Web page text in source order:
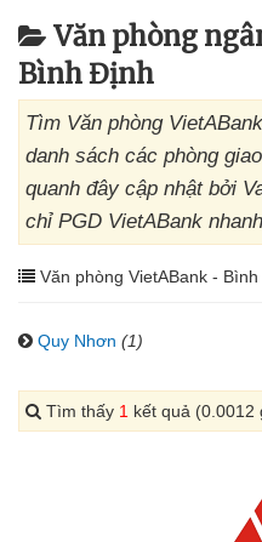
Văn phòng
Bình Định
Tìm Văn phòng
danh sách các phòng
quanh đây cập nhật bởi
chỉ PGD VietABank
Văn phòng VietABank -
Quy Nhơn (1)
Tìm thấy 1 kết quả (0.0012